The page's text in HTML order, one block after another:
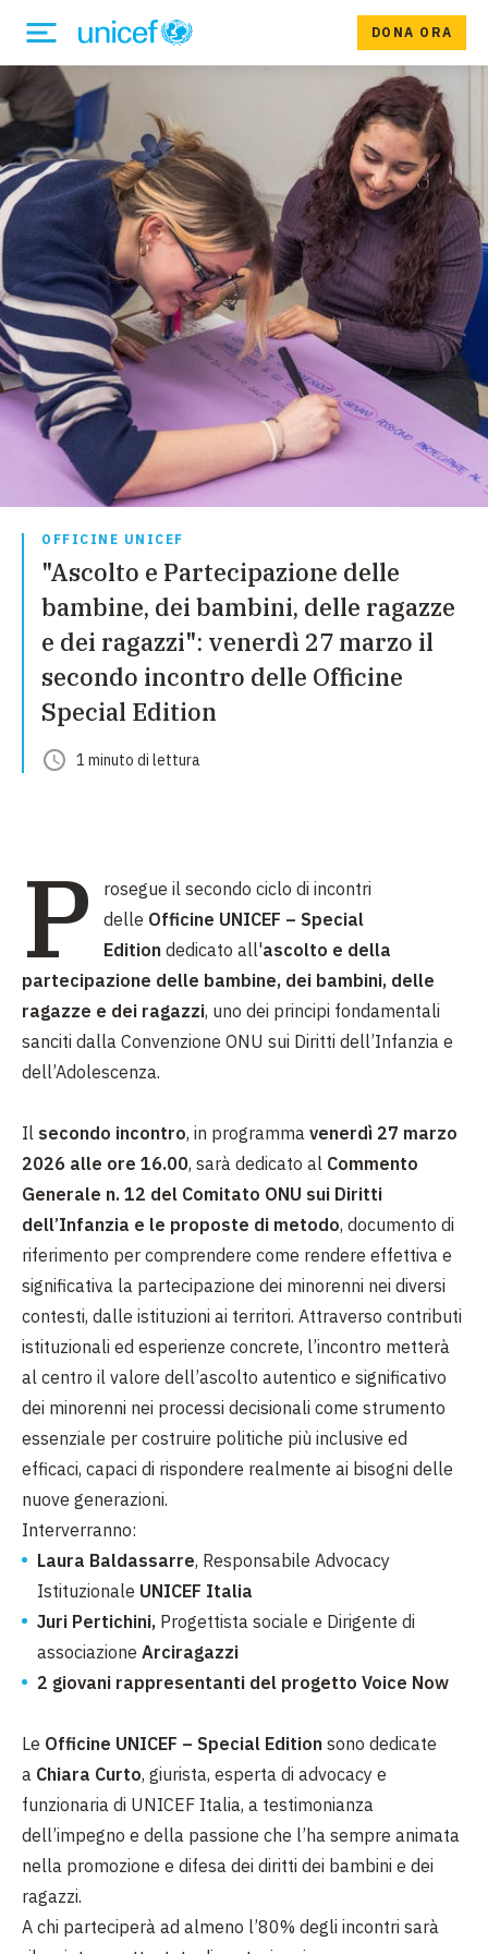
DONA ORA
OFFICINE UNICEF
"Ascolto e Partecipazione delle
bambine, dei bambini, delle ragazze
e dei ragazzi": venerdì 27 marzo il
secondo incontro delle Officine
Special Edition
1 minuto di lettura
P
rosegue il secondo ciclo di incontri
delle Officine UNICEF – Special
Edition dedicato all'ascolto e della
partecipazione delle bambine, dei bambini, delle
ragazze e dei ragazzi, uno dei principi fondamentali
sanciti dalla Convenzione ONU sui Diritti dell’Infanzia e
dell’Adolescenza.
Il secondo incontro, in programma venerdì 27 marzo
2026 alle ore 16.00, sarà dedicato al Commento
Generale n. 12 del Comitato ONU sui Diritti
dell’Infanzia e le proposte di metodo, documento di
riferimento per comprendere come rendere effettiva e
significativa la partecipazione dei minorenni nei diversi
contesti, dalle istituzioni ai territori. Attraverso contributi
istituzionali ed esperienze concrete, l’incontro metterà
al centro il valore dell’ascolto autentico e significativo
dei minorenni nei processi decisionali come strumento
essenziale per costruire politiche più inclusive ed
efficaci, capaci di rispondere realmente ai bisogni delle
nuove generazioni.
Interverranno:
Laura Baldassarre, Responsabile Advocacy
Istituzionale UNICEF Italia
Juri Pertichini, Progettista sociale e Dirigente di
associazione Arciragazzi
2 giovani rappresentanti del progetto Voice Now
Le Officine UNICEF – Special Edition sono dedicate
a Chiara Curto, giurista, esperta di advocacy e
funzionaria di UNICEF Italia, a testimonianza
dell’impegno e della passione che l’ha sempre animata
nella promozione e difesa dei diritti dei bambini e dei
ragazzi.
A chi parteciperà ad almeno l’80% degli incontri sarà